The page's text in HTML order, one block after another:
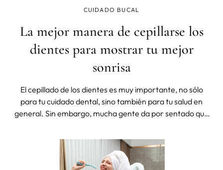
CUIDADO BUCAL
La mejor manera de cepillarse los
dientes para mostrar tu mejor
sonrisa
El cepillado de los dientes es muy importante, no sólo
para tu cuidado dental, sino también para tu salud en
general. Sin embargo, mucha gente da por sentado que
Asociación Estadounidense de Dentistas (ADA, Academy
of General Dentistry),